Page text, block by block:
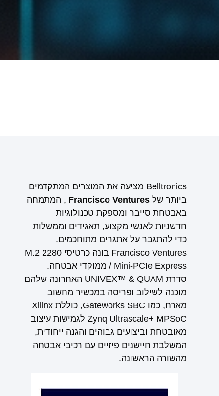
Belltronics מציעה את המוצרים המתקדמים
ביותר של Francisco Ventures , המתמחה
באבטחת סייבר ומספקת טכנולוגיות
חדשניות לאנשי מקצוע, תאגידים וממשלות
כדי להתגבר על אתגרים מתוחכמים.
Francisco Ventures בונה כרטיסי M.2 2280
/ Mini-PCIe Express ממוקדי אבטחה.
סדרת UNIVEX™ & QUAM האחרונה שלהם
מוכנה לשילוב ופריסה במכשיר מחשוב
מארח, כמו Gateworks SBC, כוללת Xilinx
Zynq Ultrascale+ MPSoC לגמישות עיצוב
מאובטחת וביצועים גבוהים והגנה ייחודית,
המשלבת חיישנים פיזיים עם רכיבי אבטחה
מהשורה הראשונה.